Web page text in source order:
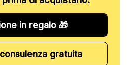
in regalo 🎁
gratuita